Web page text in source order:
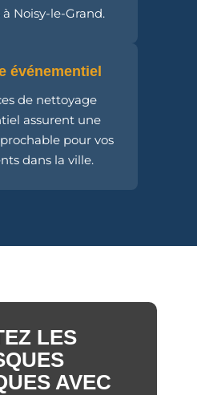
Noisy-le-Grand.
événementiel
de nettoyage
assurent une
pour vos
dans la ville.
LES
AVEC